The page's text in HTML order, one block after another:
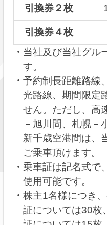
引換券２枚
引換券４枚
当社及び当社グル
す。
予約制長距離路線
光路線、期間限定
せん。ただし、高
－旭川間、札幌－
新千歳空港間は、
ご乗車頂けます。
乗車証は記名式で
使用可能です。
株主1名様につき
証については30枚